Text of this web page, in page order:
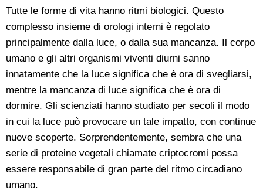
Tutte le forme di vita hanno ritmi biologici. Questo
complesso insieme di orologi interni è regolato
principalmente dalla luce, o dalla sua mancanza. Il corpo
umano e gli altri organismi viventi diurni sanno
innatamente che la luce significa che è ora di svegliarsi,
mentre la mancanza di luce significa che è ora di
dormire. Gli scienziati hanno studiato per secoli il modo
in cui la luce può provocare un tale impatto, con continue
nuove scoperte. Sorprendentemente, sembra che una
serie di proteine vegetali chiamate criptocromi possa
essere responsabile di gran parte del ritmo circadiano
umano.